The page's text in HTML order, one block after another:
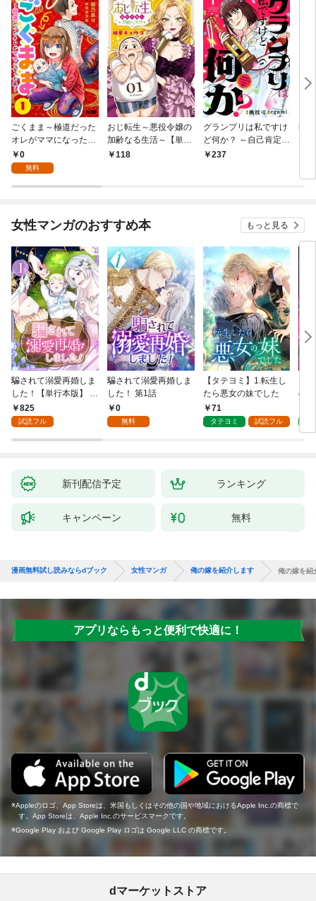
ごくまま～極道だった
オレがママになった話
～【単話】（１）
0
無料
おじ転生～悪役令嬢の
加齢なる生活～【単
話】（１）
118
グランプリは私ですけ
ど何か？ ～自己肯定モ
ンスターのミスコン無
237
後
は
女性マンガのおすすめ本 もっと見る
騙されて溺愛再婚しま
した！【単行本版】 1
巻825
試読フル
騙されて溺愛再婚しま
した！ 第1話
0
無料
【タテヨミ】1.転生し
たら悪女の妹でした
71
タテヨミ 試読フル
の
新刊配信予定 ランキング
キャンペーン 無料
漫画無料試し読みならdブック 女性マンガ 俺の嫁を紹介します 俺の嫁を紹
アプリならもっと便利で快適に！
Appleのロゴ、App Storeは、米国もしくはその他の国や地域におけるApple Inc.の商標で
す。App Storeは、Apple Inc.のサービスマークです。
Google Play および Google Play ロゴは Google LLC の商標です。
dマーケットストア